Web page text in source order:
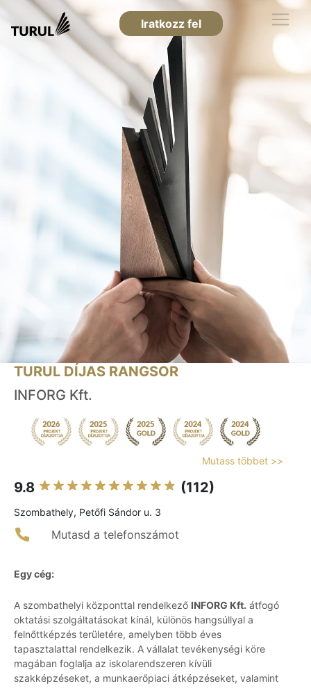
Iratkozz fel
TURUL DÍJAS RANGSOR
INFORG Kft.
Mutass többet >>
9.8 (112)
Szombathely, Petőfi Sándor u. 3
Mutasd a telefonszámot
Egy cég:
A szombathelyi központtal rendelkező INFORG Kft. átfogó
oktatási szolgáltatásokat kínál, különös hangsúllyal a
felnőttképzés területére, amelyben több éves
tapasztalattal rendelkezik. A vállalat tevékenységi köre
magában foglalja az iskolarendszeren kívüli
szakképzéseket, a munkaerőpiaci átképzéseket, valamint